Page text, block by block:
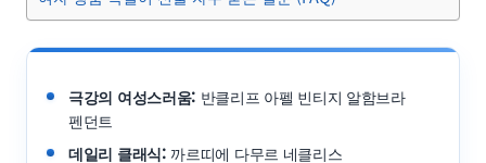
극강의 여성스러움: 반클리프 아펠 빈티지 알함브라
펜던트
데일리 클래식: 까르띠에 다무르 네클리스